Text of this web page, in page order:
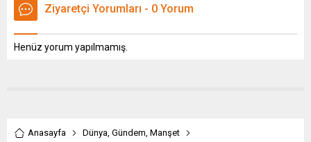
Ziyaretçi Yorumları - 0 Yorum
Henüz yorum yapılmamış.
Anasayfa Dünya, Gündem, Manşet